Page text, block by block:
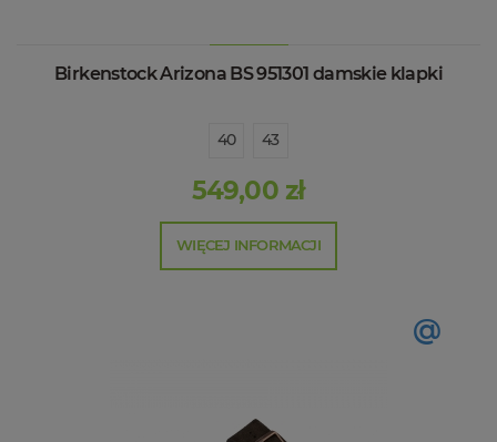
Birkenstock Arizona BS 951301 damskie klapki
40 43
549,00 zł
WIĘCEJ INFORMACJI
@